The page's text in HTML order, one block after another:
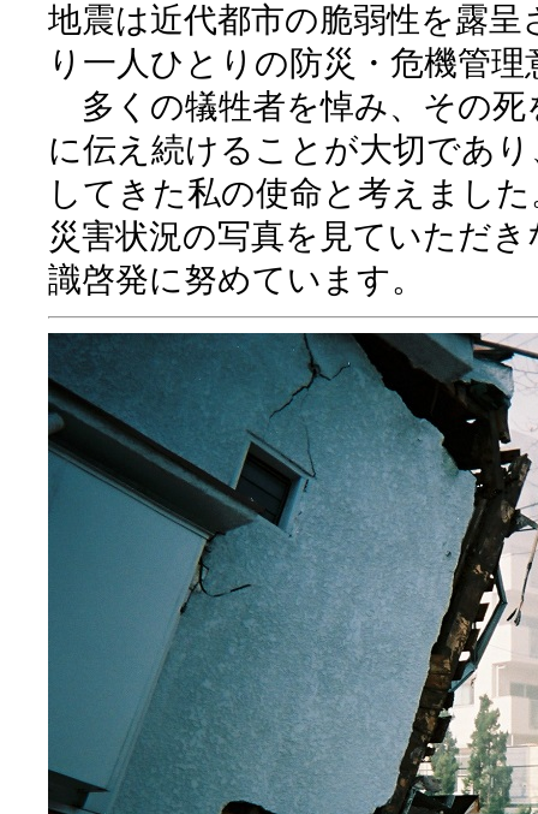
地震は近代都市の脆弱性を露
り一人ひとりの防災・危機管
多くの犠牲者を悼み、その死
に伝え続けることが大切であ
してきた私の使命と考えまし
災害状況の写真を見ていただき
識啓発に努めています。